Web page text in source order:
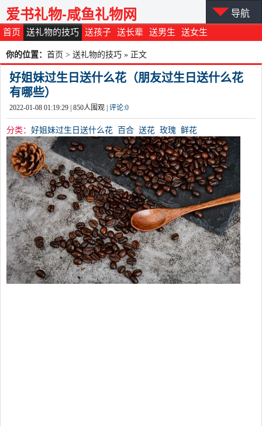
首页 送礼物的技巧 送孩子 送长辈 送男生 送女生
爱书礼物-咸鱼礼物网 导航
你的位置： 首页 > 送礼物的技巧 » 正文
好姐妹过生日送什么花（朋友过生日送什么花
有哪些）
2022-01-08 01:19:29 | 850人围观 | 评论:0
分类： 好姐妹过生日送什么花 百合 送花 玫瑰 鲜花